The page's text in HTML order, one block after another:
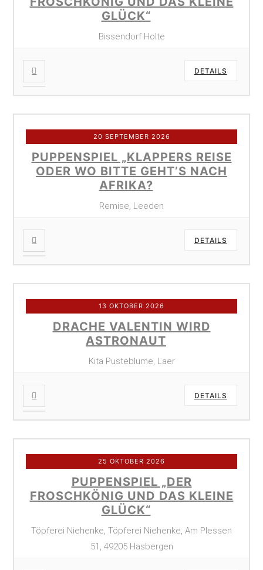
GLÜCK“
Bissendorf Holte
DETAILS
20 SEPTEMBER 2026
PUPPENSPIEL „KLAPPERS REISE
ODER WO BITTE GEHT’S NACH
AFRIKA?
Remise, Leeden
DETAILS
13 OKTOBER 2026
DRACHE VALENTIN WIRD
ASTRONAUT
Kita Pusteblume, Laer
DETAILS
25 OKTOBER 2026
PUPPENSPIEL „DER
FROSCHKÖNIG UND DAS KLEINE
GLÜCK“
Töpferei Niehenke, Töpferei Niehenke, Am Plessen
51, 49205 Hasbergen